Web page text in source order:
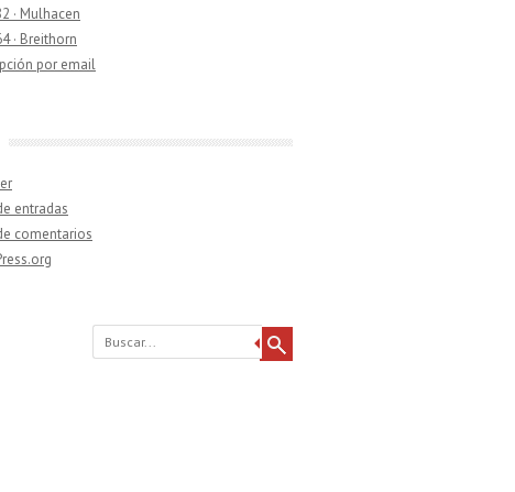
· Mulhacen
· Breithorn
por email
entradas
comentarios